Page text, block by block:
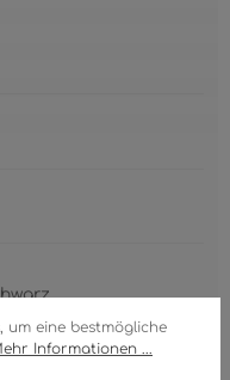
um eine bestmögliche
Informationen ...